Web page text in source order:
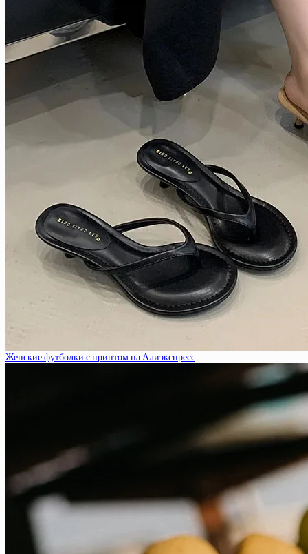
Женские футболки с принтом на Алиэкспресс